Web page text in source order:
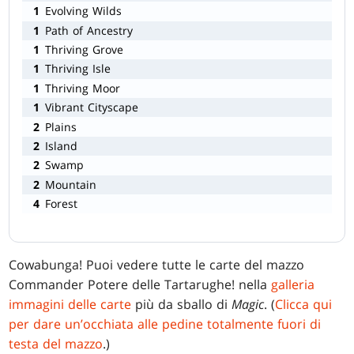
1 Evolving Wilds
1 Path of Ancestry
1 Thriving Grove
1 Thriving Isle
1 Thriving Moor
1 Vibrant Cityscape
2 Plains
2 Island
2 Swamp
2 Mountain
4 Forest
Cowabunga! Puoi vedere tutte le carte del mazzo
Commander Potere delle Tartarughe! nella galleria
immagini delle carte più da sballo diMagic. (Clicca qui
per dare un’occhiata alle pedine totalmente fuori di
testa del mazzo.)